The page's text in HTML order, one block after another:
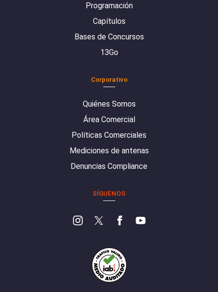
Programación
Capítulos
Bases de Concursos
13Go
Corporativo
Quiénes Somos
Área Comercial
Políticas Comerciales
Mediciones de antenas
Denuncias Compliance
SÍGUENOS